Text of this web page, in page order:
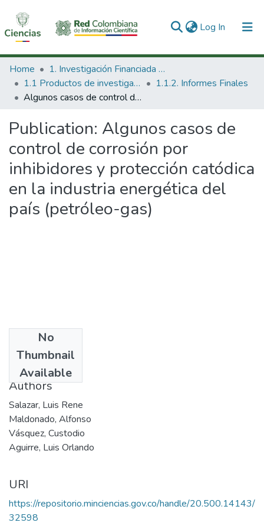
Log In (current)
Communities & Collections
All of DSpace
Home
1. Investigación Financiada con Recursos Públicos
1.1 Productos de investigación
1.1.2. Informes Finales
Algunos casos de control de corrosión por inhibidores y protección catódica en la industria energética del país (petróleo-gas)
Publication: Algunos casos de
control de corrosión por
inhibidores y protección catódica
en la industria energética del
país (petróleo-gas)
No
Thumbnail
Available
1990
Authors
Salazar, Luis Rene
Maldonado, Alfonso
Vásquez, Custodio
Aguirre, Luis Orlando
URI
https://repositorio.minciencias.gov.co/handle/20.500.14143/
32598